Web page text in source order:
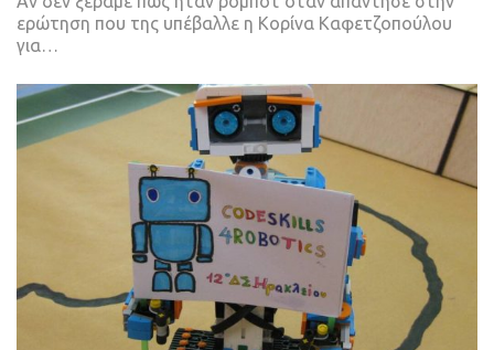
ερώτηση που της υπέβαλλε η Κορίνα Καφετζοπούλου
για…